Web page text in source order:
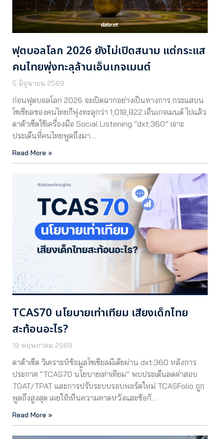
ฟุตบอลโลก 2026 ยังไม่เปิดสนาม แต่กระแส
คนไทยพุ่งทะลุล้านเอ็นเกจเมนต์
5 มิถุนายน 2569
ก่อนฟุตบอลโลก 2026 จะเปิดฉากอย่างเป็นทางการ กระแสบน
โซเชียลของคนไทยก็พุ่งทะลุกว่า 1,018,822 เอ็นเกจเมนต์ ไปแล้ว
ดาต้าเซ็ตใช้เครื่องมือ Social Listening “dxt:360” เจาะ
ประเด็นที่คนไทยพูดถึงมา…
Read More »
TCAS70 นโยบายเท่าเทียม เสียงเด็กไทย
สะท้อนอะไร?
19 พฤษภาคม 2569
ดาต้าเซ็ต วิเคราะห์ข้อมูลโซเชียลมีเดียผ่าน dxt:360 หลังการ
ประกาศ “TCAS70 นโยบายเท่าเทียม” พบประเด็นลดค่าสอบ
TGAT/TPAT และการปรับระบบรอบพอร์ตใหม่ TCASFolio ถูก
พูดถึงสูงสุด เผยให้เห็นความคาดหวังและข้อกั…
Read More »